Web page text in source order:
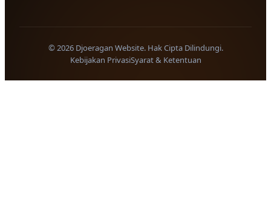
© 2026 Djoeragan Website. Hak Cipta Dilindungi.
Kebijakan PrivasiSyarat & Ketentuan